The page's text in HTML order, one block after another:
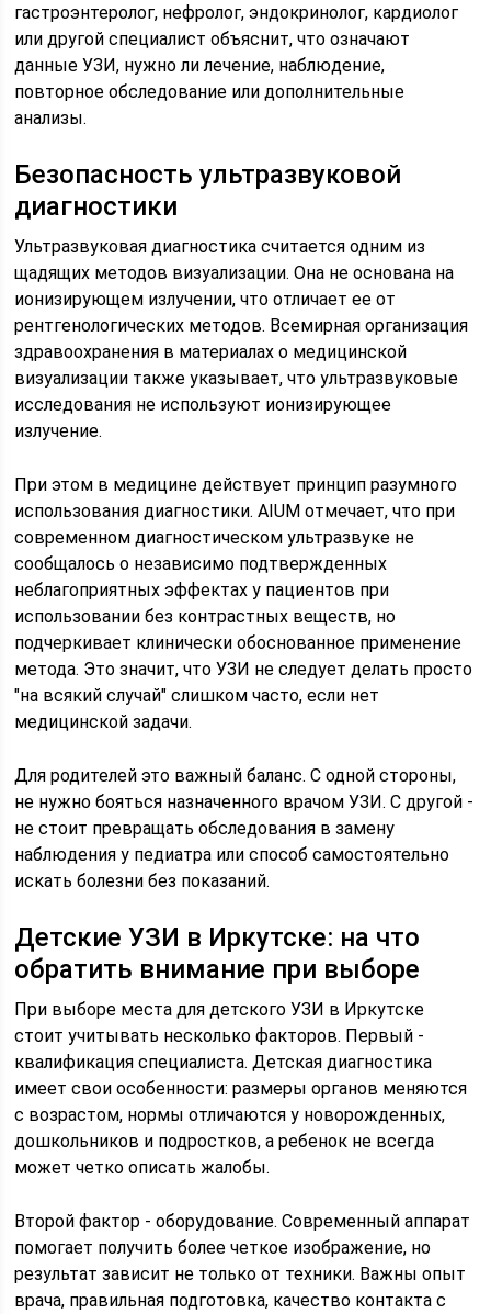
гастроэнтеролог, нефролог, эндокринолог, кардиолог
или другой специалист объяснит, что означают
данные УЗИ, нужно ли лечение, наблюдение,
повторное обследование или дополнительные
анализы.
Безопасность ультразвуковой
диагностики
Ультразвуковая диагностика считается одним из
щадящих методов визуализации. Она не основана на
ионизирующем излучении, что отличает ее от
рентгенологических методов. Всемирная организация
здравоохранения в материалах о медицинской
визуализации также указывает, что ультразвуковые
исследования не используют ионизирующее
излучение.
При этом в медицине действует принцип разумного
использования диагностики. AIUM отмечает, что при
современном диагностическом ультразвуке не
сообщалось о независимо подтвержденных
неблагоприятных эффектах у пациентов при
использовании без контрастных веществ, но
подчеркивает клинически обоснованное применение
метода. Это значит, что УЗИ не следует делать просто
"на всякий случай" слишком часто, если нет
медицинской задачи.
Для родителей это важный баланс. С одной стороны,
не нужно бояться назначенного врачом УЗИ. С другой -
не стоит превращать обследования в замену
наблюдения у педиатра или способ самостоятельно
искать болезни без показаний.
Детские УЗИ в Иркутске: на что
обратить внимание при выборе
При выборе места для детского УЗИ в Иркутске
стоит учитывать несколько факторов. Первый -
квалификация специалиста. Детская диагностика
имеет свои особенности: размеры органов меняются
с возрастом, нормы отличаются у новорожденных,
дошкольников и подростков, а ребенок не всегда
может четко описать жалобы.
Второй фактор - оборудование. Современный аппарат
помогает получить более четкое изображение, но
результат зависит не только от техники. Важны опыт
врача, правильная подготовка, качество контакта с